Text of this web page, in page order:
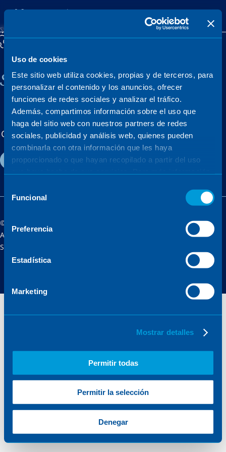
Uso de cookies
Este sitio web utiliza cookies, propias y de terceros, para
personalizar el contenido y los anuncios, ofrecer
funciones de redes sociales y analizar el tráfico.
Además, compartimos información sobre el uso que
haga del sitio web con nuestros partners de redes
sociales, publicidad y análisis web, quienes pueden
combinarla con otra información que les haya
proporcionado o que hayan recopilado a partir del uso
de Funcional
Preferencia
Estadística
Marketing
Mostrar detalles
Permitir todas
Permitir la selección
Denegar
Sener, una empresa familiar
MERCADOSPROYECTOS
ConócenosTalento Actualidad
Contacto
©Sener - Grupo Sener 2026
Aviso legalPolítica de privacidad
Seguridad online